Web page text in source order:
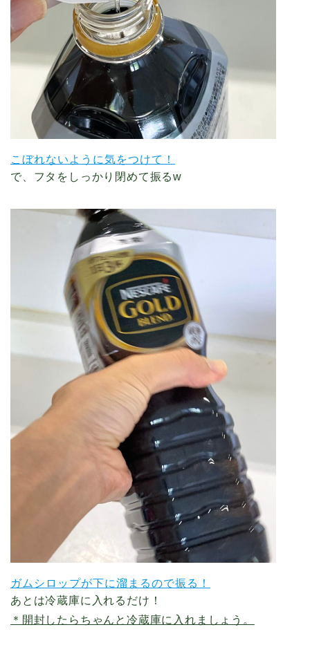
こぼれないように気をつけて！
で、フタをしっかり閉めて振るw
ガムシロップが下に溜まるので振る！
あとは冷蔵庫に入れるだけ！
＊開封したらちゃんと冷蔵庫に入れましょう。